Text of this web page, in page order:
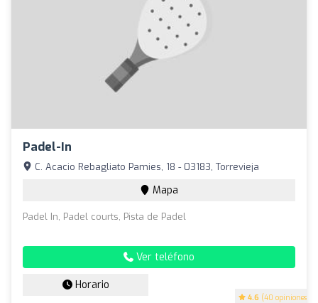
Padel-In
4.6 (40 opiniones)
C. Acacio Rebagliato Pamies, 18 - 03183, Torrevieja
Mapa
Padel In, Padel courts, Pista de Padel
Ver teléfono
Horario